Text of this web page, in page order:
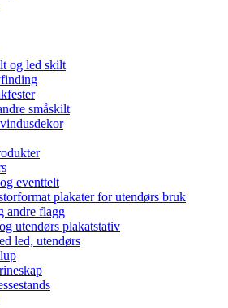
og led skilt
småskilt
eventtelt
plakater for utendørs bruk
andre flagg
utendørs plakatstativ
led, utendørs